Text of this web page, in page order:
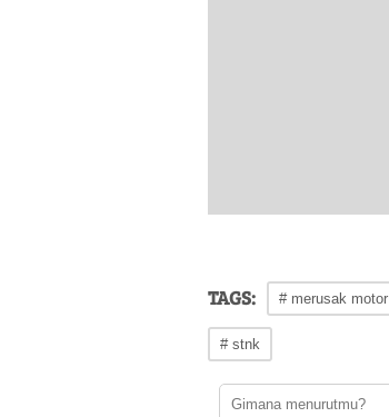
TAGS: # merusak motor
# stnk